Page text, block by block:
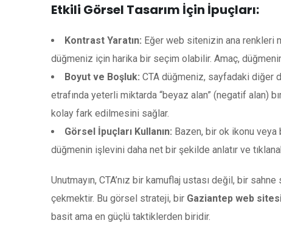
Etkili Görsel Tasarım İçin İpuçları:
Kontrast Yaratın: Eğer web sitenizin ana renkleri
düğmeniz için harika bir seçim olabilir. Amaç,
Boyut ve Boşluk: CTA düğmeniz, sayfadaki diğer
etrafında yeterli miktarda “beyaz alan” (negatif alan)
kolay fark edilmesini sağlar.
Görsel İpuçları Kullanın: Bazen, bir ok ikonu
düğmenin işlevini daha net bir şekilde anlatır ve
Unutmayın, CTA’nız bir kamuflaj ustası değil, bir
çekmektir. Bu görsel strateji, bir Gaziantep web
basit ama en güçlü taktiklerden biridir.